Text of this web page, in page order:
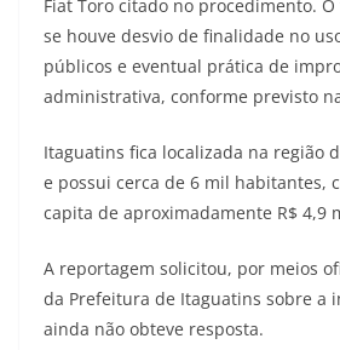
Fiat Toro citado no procedimento.
se houve desvio de finalidade no
públicos e eventual prática de
administrativa, conforme previsto
Itaguatins fica localizada na região
e possui cerca de 6 mil habitantes,
capita de aproximadamente R$ 4,9
A reportagem solicitou, por meios
da Prefeitura de Itaguatins sobre a
ainda não obteve resposta.